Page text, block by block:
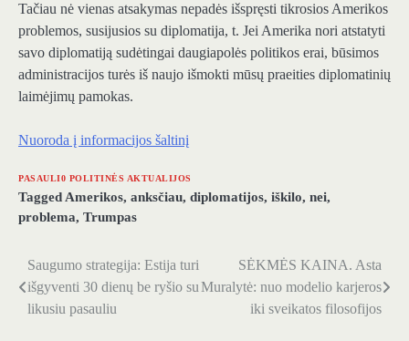
Tačiau nė vienas atsakymas nepadės išspręsti tikrosios Amerikos
problemos, susijusios su diplomatija, t. Jei Amerika nori atstatyti
savo diplomatiją sudėtingai daugiapolės politikos erai, būsimos
administracijos turės iš naujo išmokti mūsų praeities diplomatinių
laimėjimų pamokas.
Nuoroda į informacijos šaltinį
PASAULI0 POLITINĖS AKTUALIJOS
TaggedAmerikos, anksčiau, diplomatijos, iškilo, nei,
problema, Trumpas
Navigacija
tarp
Saugumo strategija: Estija turi
išgyventi 30 dienų be ryšio su
likusiu pasauliu
SĖKMĖS KAINA. Asta
Muralytė: nuo modelio karjeros
iki sveikatos filosofijos